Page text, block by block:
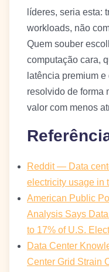
líderes, seria esta:
workloads, não
Quem souber
computação cara,
latência premium
resolvido de forma
valor com menos
Reddit — Data
electricity usage in
American Public
Analysis Says
to 17% of U.S.
Data Center
Center Grid Strain